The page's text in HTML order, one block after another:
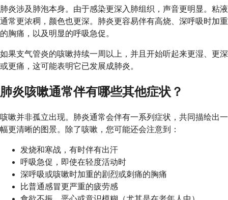
肺炎涉及肺泡本身。由于感染更深入肺组织，声音更明显。粘液
通常更浓稠，颜色也更深。肺炎更容易伴有高烧、深呼吸时加重
的胸痛，以及明显的呼吸急促。
如果支气管炎的咳嗽持续一周以上，并且开始听起来更湿、更深
或更痛，这可能表明它已发展成肺炎。
肺炎咳嗽通常伴有哪些其他症状？
咳嗽并非孤立出现。肺炎通常会伴有一系列症状，共同描绘出一
幅更清晰的图景。除了咳嗽，您可能还会注意到：
发烧和寒战，有时伴有出汗
呼吸急促，即使在轻度活动时
深呼吸或咳嗽时加重的剧烈或刺痛的胸痛
比普通感冒更严重的疲劳感